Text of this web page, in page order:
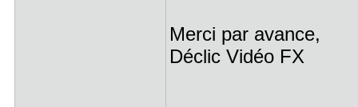
Merci par avance,
Déclic Vidéo FX